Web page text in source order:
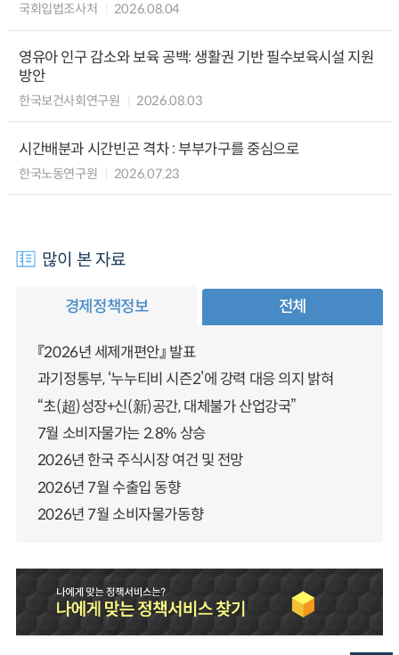
국회입법조사처 2026.08.04
영유아 인구 감소와 보육 공백: 생활권 기반 필수보육시설 지원
방안
한국보건사회연구원 2026.08.03
시간배분과 시간빈곤 격차 : 부부가구를 중심으로
한국노동연구원 2026.07.23
많이 본 자료
경제정책정보 전체
『2026년 세제개편안』 발표
과기정통부, ‘누누티비 시즌2’에 강력 대응 의지 밝혀
“초(超)성장+신(新)공간, 대체불가 산업강국”
7월 소비자물가는 2.8% 상승
2026년 한국 주식시장 여건 및 전망
2026년 7월 수출입 동향
2026년 7월 소비자물가동향